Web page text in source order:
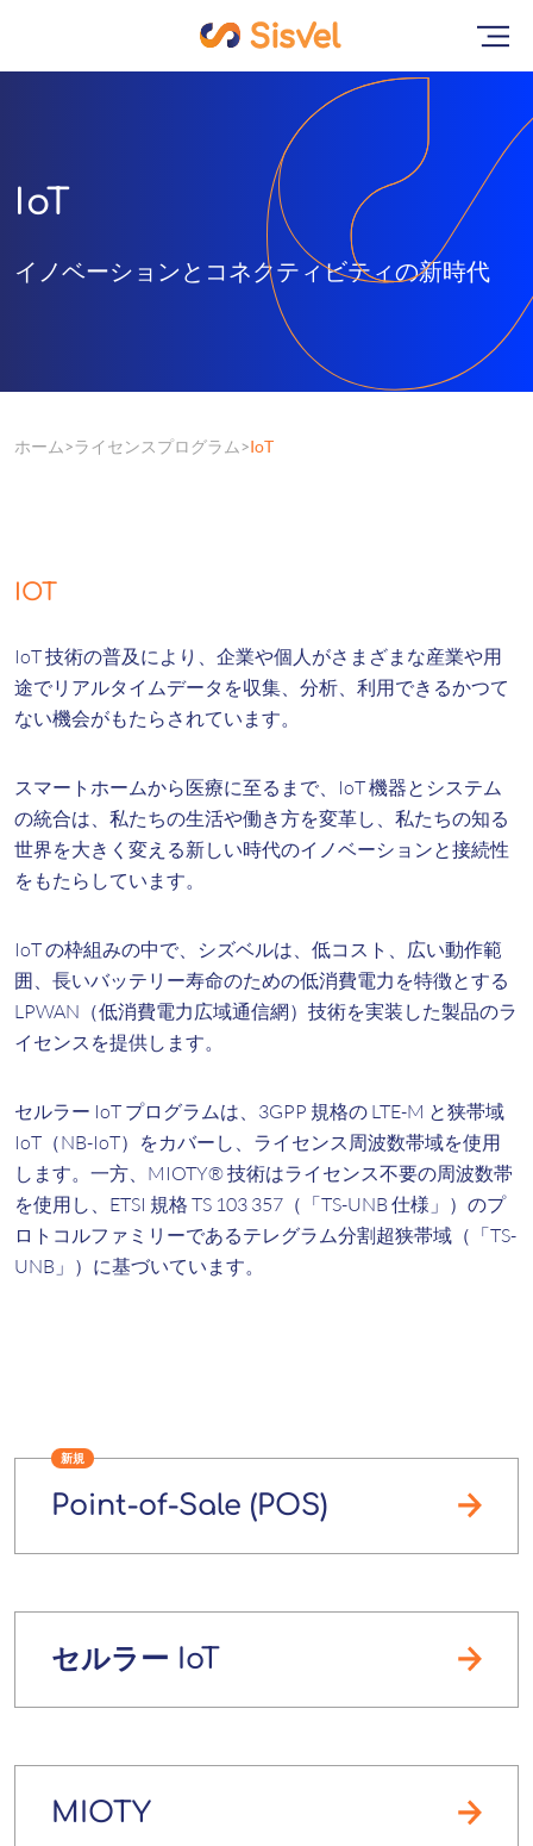
IoT
イノベーションとコネクティビティの新時代
ホーム ライセンスプログラム IoT
IOT
IoT 技術の普及により、企業や個人がさまざまな産業や用
途でリアルタイムデータを収集、分析、利用できるかつて
ない機会がもたらされています。
スマートホームから医療に至るまで、IoT 機器とシステム
の統合は、私たちの生活や働き方を変革し、私たちの知る
世界を大きく変える新しい時代のイノベーションと接続性
をもたらしています。
IoT の枠組みの中で、シズベルは、低コスト、広い動作範
囲、長いバッテリー寿命のための低消費電力を特徴とする
LPWAN（低消費電力広域通信網）技術を実装した製品のラ
イセンスを提供します。
セルラー IoT プログラムは、3GPP 規格の LTE-M と狭帯域
IoT（NB-IoT）をカバーし、ライセンス周波数帯域を使用
します。一方、MIOTY® 技術はライセンス不要の周波数帯
を使用し、ETSI 規格 TS 103 357（「TS-UNB 仕様」）のプ
ロトコルファミリーであるテレグラム分割超狭帯域（「TS-
UNB」）に基づいています。
Point-of-Sale (POS)
新規
セルラー IoT
MIOTY